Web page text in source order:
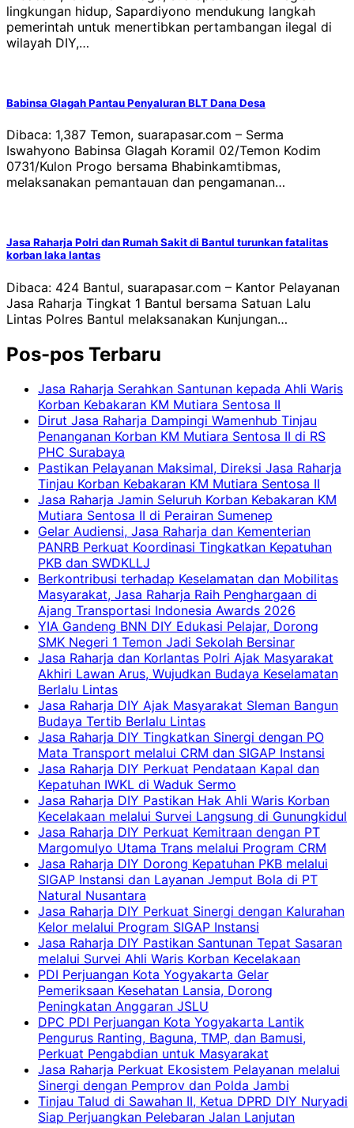
lingkungan hidup, Sapardiyono mendukung langkah
pemerintah untuk menertibkan pertambangan ilegal di
wilayah DIY,…
Babinsa Glagah Pantau Penyaluran BLT Dana Desa
Dibaca: 1,387 Temon, suarapasar.com – Serma
Iswahyono Babinsa Glagah Koramil 02/Temon Kodim
0731/Kulon Progo bersama Bhabinkamtibmas,
melaksanakan pemantauan dan pengamanan…
Jasa Raharja Polri dan Rumah Sakit di Bantul turunkan fatalitas
korban laka lantas
Dibaca: 424 Bantul, suarapasar.com – Kantor Pelayanan
Jasa Raharja Tingkat 1 Bantul bersama Satuan Lalu
Lintas Polres Bantul melaksanakan Kunjungan…
Pos-pos Terbaru
Jasa Raharja Serahkan Santunan kepada Ahli Waris
Korban Kebakaran KM Mutiara Sentosa II
Dirut Jasa Raharja Dampingi Wamenhub Tinjau
Penanganan Korban KM Mutiara Sentosa II di RS
PHC Surabaya
Pastikan Pelayanan Maksimal, Direksi Jasa Raharja
Tinjau Korban Kebakaran KM Mutiara Sentosa II
Jasa Raharja Jamin Seluruh Korban Kebakaran KM
Mutiara Sentosa II di Perairan Sumenep
Gelar Audiensi, Jasa Raharja dan Kementerian
PANRB Perkuat Koordinasi Tingkatkan Kepatuhan
PKB dan SWDKLLJ
Berkontribusi terhadap Keselamatan dan Mobilitas
Masyarakat, Jasa Raharja Raih Penghargaan di
Ajang Transportasi Indonesia Awards 2026
YIA Gandeng BNN DIY Edukasi Pelajar, Dorong
SMK Negeri 1 Temon Jadi Sekolah Bersinar
Jasa Raharja dan Korlantas Polri Ajak Masyarakat
Akhiri Lawan Arus, Wujudkan Budaya Keselamatan
Berlalu Lintas
Jasa Raharja DIY Ajak Masyarakat Sleman Bangun
Budaya Tertib Berlalu Lintas
Jasa Raharja DIY Tingkatkan Sinergi dengan PO
Mata Transport melalui CRM dan SIGAP Instansi
Jasa Raharja DIY Perkuat Pendataan Kapal dan
Kepatuhan IWKL di Waduk Sermo
Jasa Raharja DIY Pastikan Hak Ahli Waris Korban
Kecelakaan melalui Survei Langsung di Gunungkidul
Jasa Raharja DIY Perkuat Kemitraan dengan PT
Margomulyo Utama Trans melalui Program CRM
Jasa Raharja DIY Dorong Kepatuhan PKB melalui
SIGAP Instansi dan Layanan Jemput Bola di PT
Natural Nusantara
Jasa Raharja DIY Perkuat Sinergi dengan Kalurahan
Kelor melalui Program SIGAP Instansi
Jasa Raharja DIY Pastikan Santunan Tepat Sasaran
melalui Survei Ahli Waris Korban Kecelakaan
PDI Perjuangan Kota Yogyakarta Gelar
Pemeriksaan Kesehatan Lansia, Dorong
Peningkatan Anggaran JSLU
DPC PDI Perjuangan Kota Yogyakarta Lantik
Pengurus Ranting, Baguna, TMP, dan Bamusi,
Perkuat Pengabdian untuk Masyarakat
Jasa Raharja Perkuat Ekosistem Pelayanan melalui
Sinergi dengan Pemprov dan Polda Jambi
Tinjau Talud di Sawahan II, Ketua DPRD DIY Nuryadi
Siap Perjuangkan Pelebaran Jalan Lanjutan